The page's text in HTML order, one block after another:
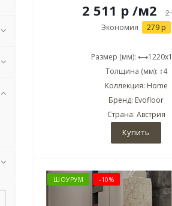
2 511 р /м2 2
Экономия 279 р
Размер (мм):
Толщина (мм): ↕4
Коллекция: Home
Бренд: Evofloor
Страна: Австрия
Купить
ШОУРУМ -10%